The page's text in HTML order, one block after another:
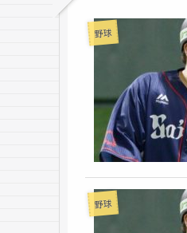
野球
野球